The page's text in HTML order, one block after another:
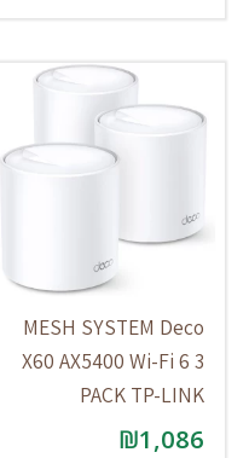
MESH SYSTEM Deco
X60 AX5400 Wi-Fi 6 3
PACK TP-LINK
₪1,086